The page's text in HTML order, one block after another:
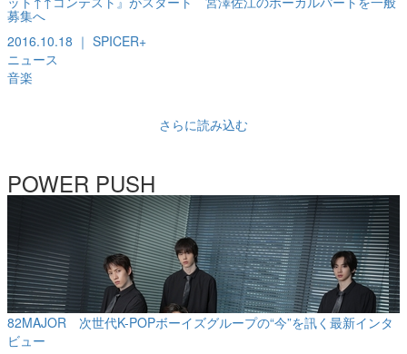
募集へ
2016.10.18 ｜ SPICER+
ニュース
音楽
さらに読み込む
POWER PUSH
82MAJOR 次世代K-POPボーイズグループの“今”を訊く最新インタ
ビュー